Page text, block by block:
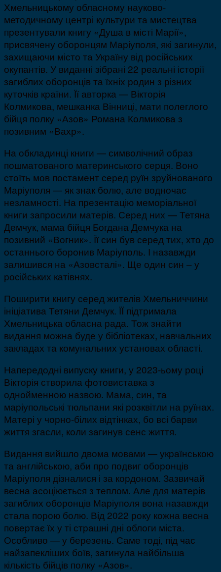
Хмельницькому обласному науково-
методичному центрі культури та мистецтва
презентували книгу «Душа в місті Марії»,
присвячену оборонцям Маріуполя, які загинули,
захищаючи місто та Україну від російських
окупантів. У виданні зібрані 22 реальні історії
загиблих оборонців та їхніх родин з різних
куточків країни. Її авторка — Вікторія
Колмикова, мешканка Вінниці, мати полеглого
бійця полку «Азов» Романа Колмикова з
позивним «Вахр».
На обкладинці книги — символічний образ
пошматованого материнського серця. Воно
стоїть мов постамент серед руїн зруйнованого
Маріуполя — як знак болю, але водночас
незламності. На презентацію меморіальної
книги запросили матерів. Серед них — Тетяна
Демчук, мама бійця Богдана Демчука на
позивний «Вогник». Її син був серед тих, хто до
останнього боронив Маріуполь. І назавжди
залишився на «Азовсталі». Ще один син – у
російських катівнях.
Поширити книгу серед жителів Хмельниччини
ініціатива Тетяни Демчук. ЇЇ підтримала
Хмельницька обласна рада. Тож знайти
видання можна буде у бібліотеках, навчальних
закладах та комунальних установах області.
Напередодні випуску книги, у 2023-ьому році
Вікторія створила фотовиставка з
однойменною назвою. Мама, син, та
маріупольські тюльпани які розквітли на руїнах.
Матері у чорно-білих відтінках, бо всі барви
життя згасли, коли загинув сенс життя.
Видання вийшло двома мовами — українською
та англійською, аби про подвиг оборонців
Маріуполя дізналися і за кордоном. Зазвичай
весна асоціюється з теплом. Але для матерів
загиблих оборонців Маріуполя вона назавжди
стала порою болю. Від 2022 року кожна весна
повертає їх у ті страшні дні облоги міста.
Особливо — у березень. Саме тоді, під час
найзапекліших боїв, загинула найбільша
кількість бійців полку «Азов».